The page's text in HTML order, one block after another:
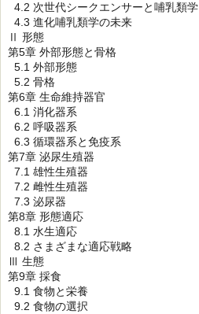
4.2 次世代シークエンサーと哺乳類学
4.3 進化哺乳類学の未来
Ⅱ 形態
第5章 外部形態と骨格
5.1 外部形態
5.2 骨格
第6章 生命維持器官
6.1 消化器系
6.2 呼吸器系
6.3 循環器系と免疫系
第7章 泌尿生殖器
7.1 雄性生殖器
7.2 雌性生殖器
7.3 泌尿器
第8章 形態適応
8.1 水生適応
8.2 さまざまな適応戦略
Ⅲ 生態
第9章 採食
9.1 食物と栄養
9.2 食物の選択